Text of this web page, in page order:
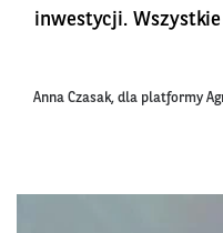
inwestycji.
Anna Czasak, dla platformy